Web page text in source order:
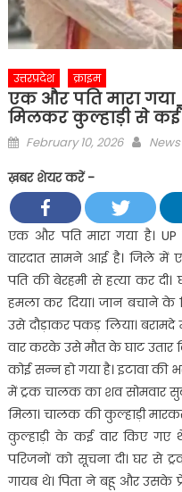
उत्तरप्रदेश क्राइम
एक और पति मारा
मिलकर कुल्हाड़ी से कई
Posted
February 10, 2026
ख़बर शेयर करें -
एक और पति मारा गया है।
वारदात सामने आई है। जिले में
पति की बेरहमी से हत्या कर
हमला कर दिया। जान बचाने के
उसे दौड़ाकर पकड़ लिया।
वार करके उसे मौत के घाट
कोई सन्न हो गया है। इटावा की
में ट्रक चालक का शव सोमवार
मिला। चालक की कुल्हाड़ी
कुल्हाड़ी के कई वार किए गए
परिजनों को सूचना दी। घर से
गायब थे। पिता ने बहू और उसके